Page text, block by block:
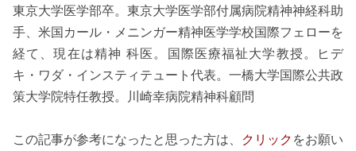
東京大学医学部卒。東京大学医学部付属病院精神神経科助
手、米国カール・メニンガー精神医学学校国際フェローを
経て、現在は精神 科医。国際医療福祉大学教授。ヒデ
キ・ワダ・インスティテュート代表。一橋大学国際公共政
策大学院特任教授。川崎幸病院精神科顧問
この記事が参考になったと思った方は、 クリック をお願い